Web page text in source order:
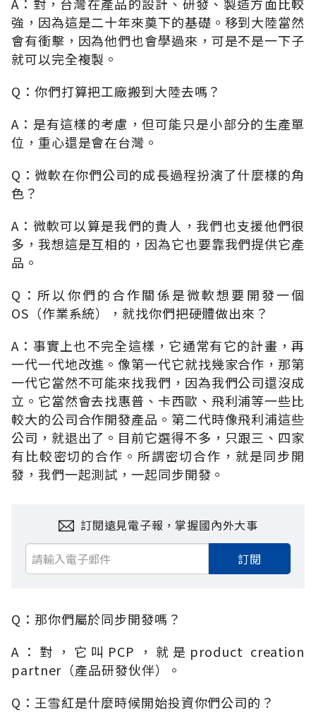
強，因為這是二十年來奠下的基礎。移到大陸當然
會有衝擊，因為他們也會學過來，可是不是一下子
就可以完全複製。
Q：你們打算把工廠搬到大陸去嗎？
A：是有這樣的考慮，但可能只是小部分的生產單
位，重心還是會在台灣。
Q：微軟在你們公司的成長過程扮演了什麼樣的角
色？
A：微軟可以算是我們的貴人，我們也支援他們很
多，我想這是互相的，因為它也要靠我們提供它產
品。
Q：所以你們的合作關係是微軟想要開發一個
OS（作業系統），就找你們把硬體做出來？
A：事實上也不完全這樣，它通常有它的計畫，再
一代一代地改進。像第一代它就找幾家合作，那第
一代它當然不可能來找我們，因為我們公司還沒成
立。它當然會去找惠普、卡西歐、飛利浦等一些比
較大的公司合作開發產品。第二代時像飛利浦這些
公司，就退出了。目前它選得不多，只跟三、四家
有比較密切的合作。所謂密切合作，就是同步開
發，我們一起測試，一起同步開發。
訂閱遠見電子報，掌握國內外大事
訂閱
Q：那你們屬於同步開發嗎？
A：對，它叫PCP，就是product creation
partner（產品研發伙伴）。
Q：王雪紅是什麼時候開始投資你們公司的？